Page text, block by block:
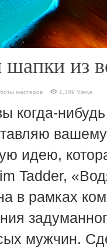
шапки из
мастеров 1,309 Views
когда-
идею,
Tadder,
в рамках
мужчин.